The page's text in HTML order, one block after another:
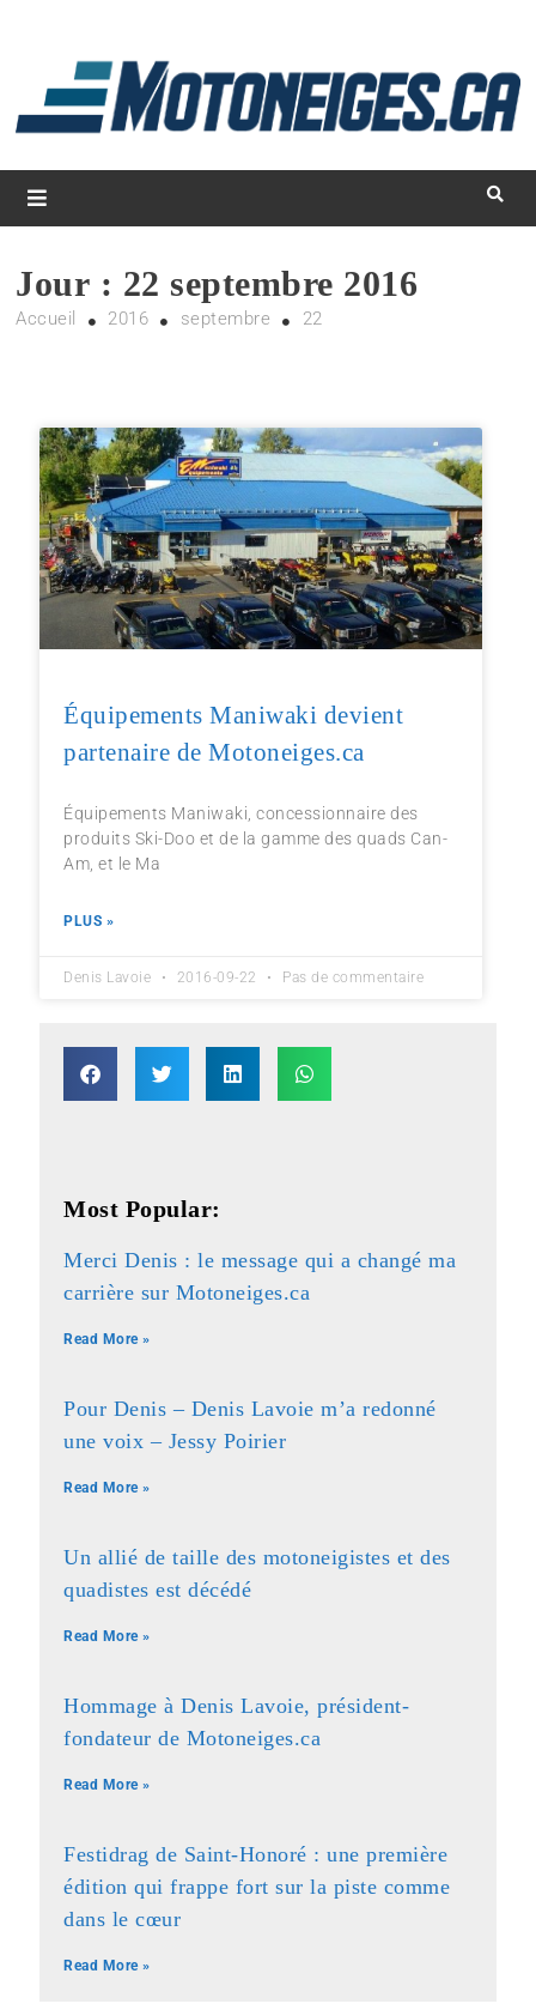
Magazine Motoneiges.ca
Jour : 22 septembre 2016
Accueil 2016 septembre 22
Équipements Maniwaki devient
partenaire de Motoneiges.ca
Équipements Maniwaki, concessionnaire des
produits Ski-Doo et de la gamme des quads Can-
Am, et le Ma
PLUS »
Denis Lavoie 2016-09-22 Pas de commentaire
Most Popular:
Merci Denis : le message qui a changé ma
carrière sur Motoneiges.ca
Read More »
Pour Denis – Denis Lavoie m’a redonné
une voix – Jessy Poirier
Read More »
Un allié de taille des motoneigistes et des
quadistes est décédé
Read More »
Hommage à Denis Lavoie, président-
fondateur de Motoneiges.ca
Read More »
Festidrag de Saint-Honoré : une première
édition qui frappe fort sur la piste comme
dans le cœur
Read More »